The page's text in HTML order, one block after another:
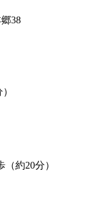
38
約20分）